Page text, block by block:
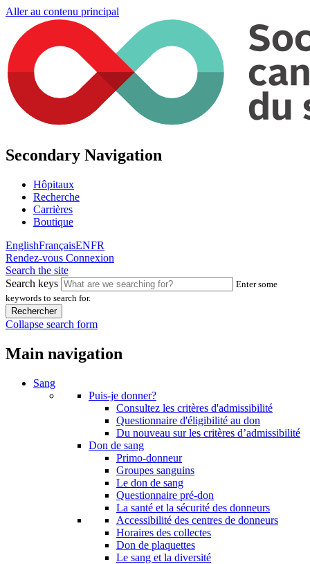
Aller au contenu principal
Secondary Navigation
Hôpitaux
Recherche
Carrières
Boutique
EnglishFrançaisENFR
Rendez-vous Connexion
Search the site
Search keys
Enter some
keywords to search for.
Collapse search form
Main navigation
Sang
Puis-je donner?
Consultez les critères d'admissibilité
Questionnaire d'éligibilité au don
Du nouveau sur les critères d’admissibilité
Don de sang
Primo-donneur
Groupes sanguins
Le don de sang
Questionnaire pré-don
La santé et la sécurité des donneurs
Accessibilité des centres de donneurs
Horaires des collectes
Don de plaquettes
Le sang et la diversité